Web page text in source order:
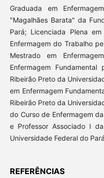
Graduada em
"Magalhães Barata" da
Pará; Licenciada Plena
Enfermagem do Trabalho
Mestrado em
Enfermagem
Ribeirão Preto da
em Enfermagem
Ribeirão Preto da
do Curso de Enfermagem
e Professor Associado I
Universidade Federal do
REFERÊNCIAS